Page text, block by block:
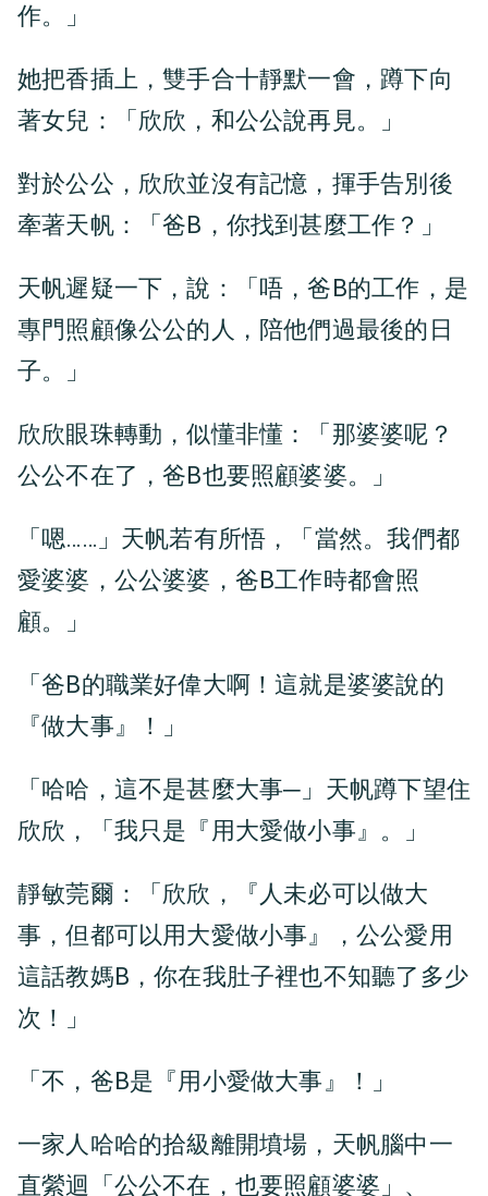
作。」
她把香插上，雙手合十靜默一會，蹲下向
著女兒：「欣欣，和公公說再見。」
對於公公，欣欣並沒有記憶，揮手告別後
牽著天帆：「爸B，你找到甚麼工作？」
天帆遲疑一下，說：「唔，爸B的工作，是
專門照顧像公公的人，陪他們過最後的日
子。」
欣欣眼珠轉動，似懂非懂：「那婆婆呢？
公公不在了，爸B也要照顧婆婆。」
「嗯……」天帆若有所悟，「當然。我們都
愛婆婆，公公婆婆，爸B工作時都會照
顧。」
「爸B的職業好偉大啊！這就是婆婆說的
『做大事』！」
「哈哈，這不是甚麼大事─」天帆蹲下望住
欣欣，「我只是『用大愛做小事』。」
靜敏莞爾：「欣欣，『人未必可以做大
事，但都可以用大愛做小事』，公公愛用
這話教媽B，你在我肚子裡也不知聽了多少
次！」
「不，爸B是『用小愛做大事』！」
一家人哈哈的拾級離開墳場，天帆腦中一
直縈迴「公公不在，也要照顧婆婆」、